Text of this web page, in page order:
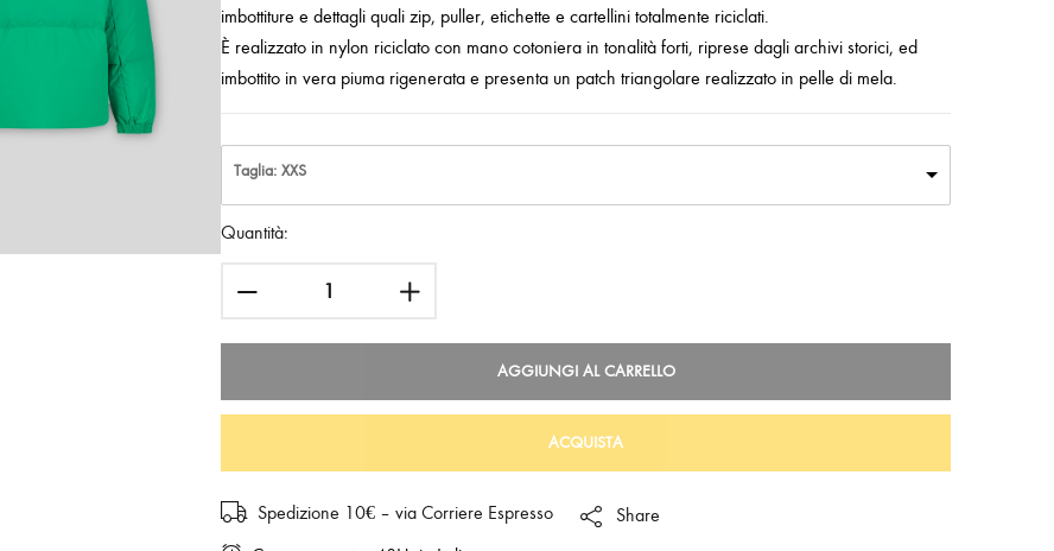
imbottiture e dettagli quali zip, puller, etichette e cartellini totalmente riciclati.
È realizzato in nylon riciclato con mano cotoniera in tonalità forti, riprese dagli archivi storici, ed
imbottito in vera piuma rigenerata e presenta un patch triangolare realizzato in pelle di mela.
Taglia: XXS
Quantità:
AGGIUNGI AL CARRELLO
ACQUISTA
Spedizione 10€ – via Corriere Espresso
Share